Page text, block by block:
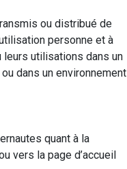
ou distribué de
personne et à
utilisations dans un
dans un environnement
quant à la
vers la page d’accueil